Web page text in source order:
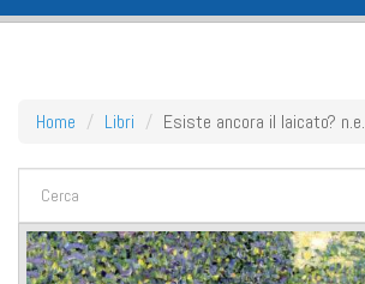
Home Libri Esiste ancora il laicato? n.e.
FORM DI RICERCA